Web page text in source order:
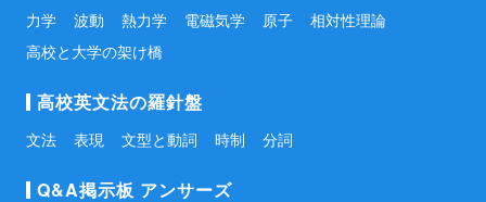
力学 波動 熱力学 電磁気学 原子
相対性理論
高校と大学の架け橋
高校英文法の羅針盤
文法 表現 文型と動詞 時制 分詞
Q&A掲示板 アンサーズ